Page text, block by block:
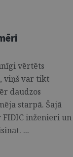
vērtēts
viņš var tikt
daudzos
starpā. Šajā
inženieri un
...